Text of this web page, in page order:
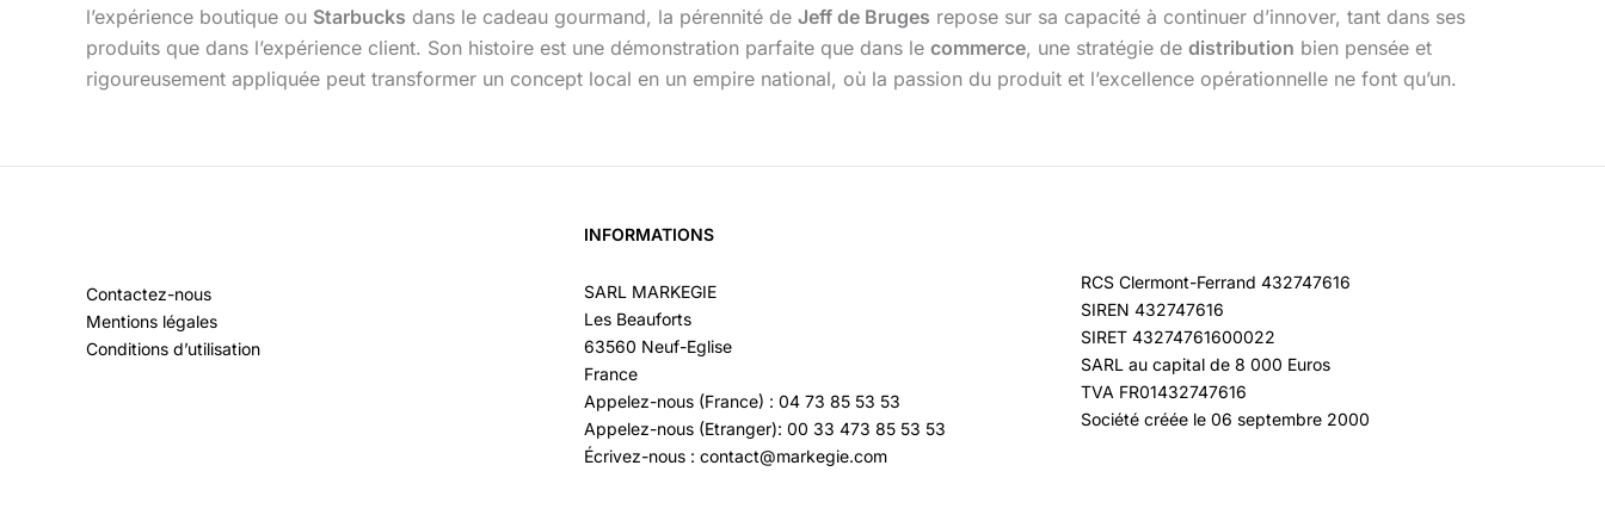
l’expérience boutique ou Starbucks dans le cadeau gourmand, la pérennité de Jeff de Bruges repose sur sa capacité à continuer d’innover, tant dans ses
produits que dans l’expérience client. Son histoire est une démonstration parfaite que dans le commerce, une stratégie de distribution bien pensée et
rigoureusement appliquée peut transformer un concept local en un empire national, où la passion du produit et l’excellence opérationnelle ne font qu’un.
Contactez-nous
Mentions légales
Conditions d’utilisation
INFORMATIONS
SARL MARKEGIE
Les Beauforts
63560 Neuf-Eglise
France
Appelez-nous (France) : 04 73 85 53 53
Appelez-nous (Etranger): 00 33 473 85 53 53
Écrivez-nous : contact@markegie.com
RCS Clermont-Ferrand 432747616
SIREN 432747616
SIRET 43274761600022
SARL au capital de 8 000 Euros
TVA FR01432747616
Société créée le 06 septembre 2000